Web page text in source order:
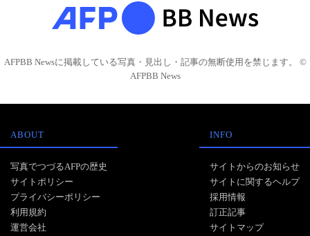
AFPBB Newsに掲載している写真・見出し・記事の無断使用を禁じます。 ©
AFPBB News
ABOUT
写真でつづるAFPの歴史
サイトポリシー
プライバシーポリシー
利用規約
運営会社
INFO
サイトからのお知らせ
サイトに関するヘルプ
採用情報
訂正記事
サイトマップ